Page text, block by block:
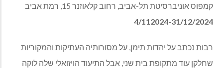
אוניברסיטת תל-אביב, רחוב קלאוזנר 15, רמת אביב
4/112024-31/12/
נכתב על יהדות תימן, על מסורותיה העתיקות והמקוריות
עוד מתקופת בית שני, אבל התיעוד הויזואלי שלה לוקה